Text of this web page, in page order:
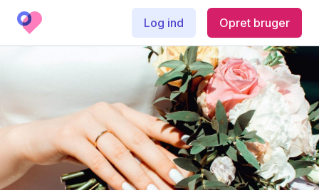
Log ind Opret bruger